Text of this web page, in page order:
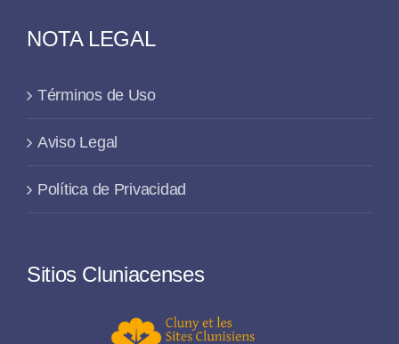
NOTA LEGAL
Términos de Uso
Aviso Legal
Política de Privacidad
Sitios Cluniacenses